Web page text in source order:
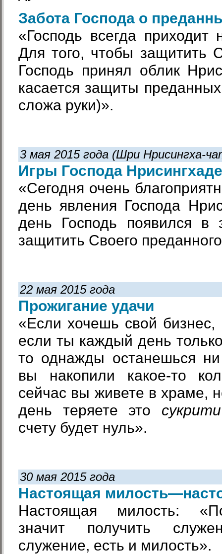
Забота Господа о
«Господь всегда приходит
Для того, чтобы защитить
Господь принял облик
касается защиты
сложа руки)».
3 мая 2015 года (Шри Нрисингха-
Игры Господа
«Сегодня очень
день явления Господа
день Господь появился в
защитить Своего
22 мая 2015 года
Прожигание удачи
«Если хочешь свой бизнес,
если ты каждый день
то однажды останешься
вы накопили какое-то
сейчас вы живете в храме,
день теряете это сукрити
счету будет нуль».
30 мая 2015 года
Настоящая
Настоящая милость:
значит получить
служение, есть и милость».